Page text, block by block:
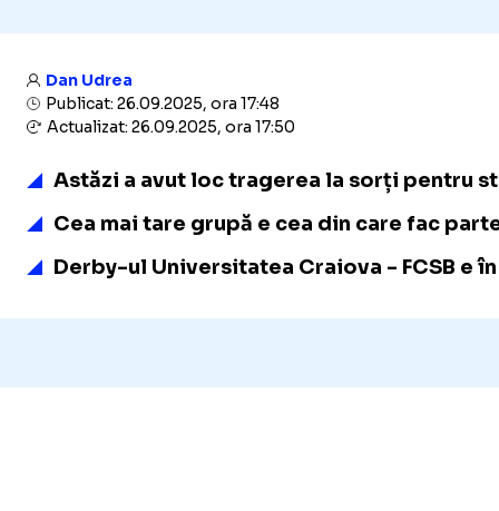
Dan Udrea
Publicat: 26.09.2025, ora 17:48
Actualizat: 26.09.2025, ora 17:50
Astăzi a avut loc tragerea la sorți pentru
Cea mai tare grupă e cea din care fac
Derby-ul Universitatea Craiova - FCSB e